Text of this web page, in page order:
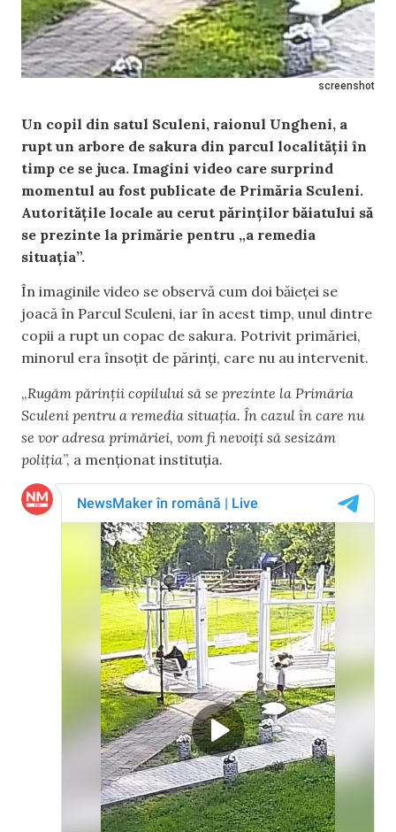
screenshot
Un copil din satul Sculeni, raionul Ungheni, a
rupt un arbore de sakura din parcul localității în
timp ce se juca. Imagini video care surprind
momentul au fost publicate de Primăria Sculeni.
Autoritățile locale au cerut părinților băiatului să
se prezinte la primărie pentru „a remedia
situația”.
În imaginile video se observă cum doi băieței se
joacă în Parcul Sculeni, iar în acest timp, unul dintre
copii a rupt un copac de sakura. Potrivit primăriei,
minorul era însoțit de părinți, care nu au intervenit.
„Rugăm părinții copilului să se prezinte la Primăria
Sculeni pentru a remedia situația. În cazul în care nu
se vor adresa primăriei, vom fi nevoiți să sesizăm
poliția”, a menționat instituția.